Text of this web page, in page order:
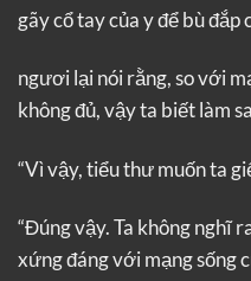
gãy cổ tay của y để bù đắp
ngươi lại nói rằng, so với
không đủ, vậy ta biết làm
“Vì vậy, tiểu thư muốn ta
“Đúng vậy. Ta không nghĩ
xứng đáng với mạng sống